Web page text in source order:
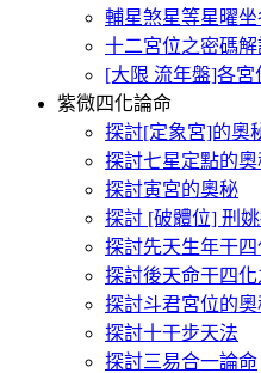
輔星煞星等星曜
十二宮位之密碼解
[大限 流年盤]各
紫微四化論命
探討[定象宮]的奧
探討七星定點的奧
探討寅宮的奧秘
探討 [破體位] 刑
探討先天生年干
探討後天命干四化
探討斗君宮位的奧
探討十干步天法
探討三易合一論命